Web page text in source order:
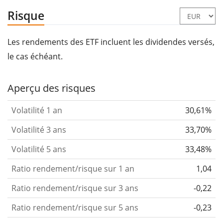
Risque
Les rendements des ETF incluent les dividendes versés,
le cas échéant.
Aperçu des risques
Volatilité 1 an
30,61%
Volatilité 3 ans
33,70%
Volatilité 5 ans
33,48%
Ratio rendement/risque sur 1 an
1,04
Ratio rendement/risque sur 3 ans
-0,22
Ratio rendement/risque sur 5 ans
-0,23